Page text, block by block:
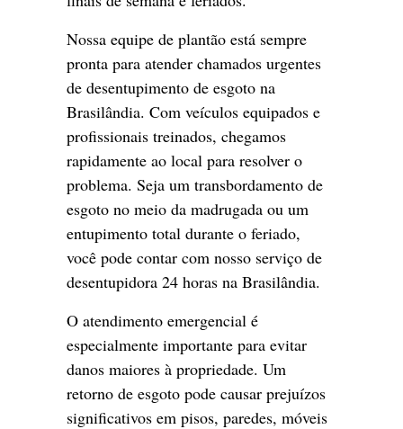
Nossa equipe de plantão está sempre
pronta para atender chamados urgentes
de desentupimento de esgoto na
Brasilândia. Com veículos equipados e
profissionais treinados, chegamos
rapidamente ao local para resolver o
problema. Seja um transbordamento de
esgoto no meio da madrugada ou um
entupimento total durante o feriado,
você pode contar com nosso serviço de
desentupidora 24 horas na Brasilândia.
O atendimento emergencial é
especialmente importante para evitar
danos maiores à propriedade. Um
retorno de esgoto pode causar prejuízos
significativos em pisos, paredes, móveis